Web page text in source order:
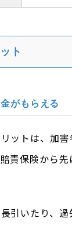
ト
がもらえる
ットは、加
責保険から
引いたり、